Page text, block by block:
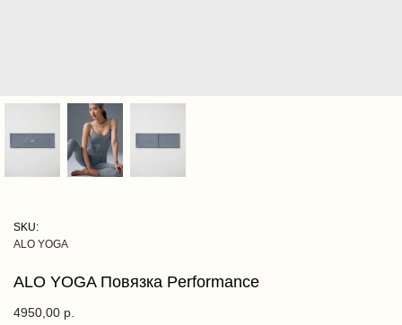
ALO YOGA Повязка Performance
ALO YOGA
SKU:
4950,00 р.